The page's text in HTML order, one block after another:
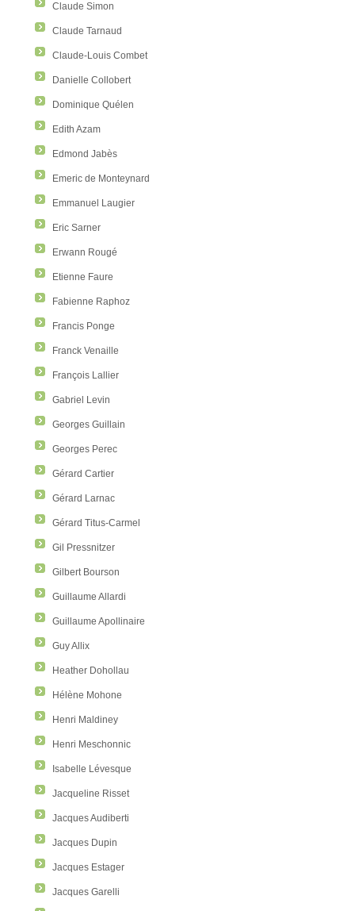
Claude Simon
Claude Tarnaud
Claude-Louis Combet
Danielle Collobert
Dominique Quélen
Edith Azam
Edmond Jabès
Emeric de Monteynard
Emmanuel Laugier
Eric Sarner
Erwann Rougé
Etienne Faure
Fabienne Raphoz
Francis Ponge
Franck Venaille
François Lallier
Gabriel Levin
Georges Guillain
Georges Perec
Gérard Cartier
Gérard Larnac
Gérard Titus-Carmel
Gil Pressnitzer
Gilbert Bourson
Guillaume Allardi
Guillaume Apollinaire
Guy Allix
Heather Dohollau
Hélène Mohone
Henri Maldiney
Henri Meschonnic
Isabelle Lévesque
Jacqueline Risset
Jacques Audiberti
Jacques Dupin
Jacques Estager
Jacques Garelli